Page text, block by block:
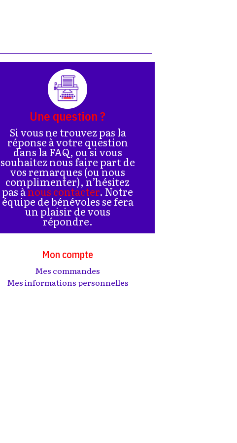
Une question ?
Si vous ne trouvez pas la
réponse à votre question
dans la FAQ, ou si vous
souhaitez nous faire part de
vos remarques (ou nous
complimenter), n’hésitez
pas ànous contacter. Notre
équipe de bénévoles se fera
un plaisir de vous
répondre.
Mon compte
Mes commandes
Mes informations personnelles